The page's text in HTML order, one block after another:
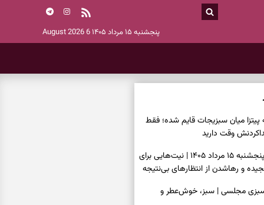
پنجشنبه ۱۵ مرداد ۱۴۰۵ 6 August 2026
پیتزا میان سبزیجات قایم شده؛ فقط
فال ابجد امروز پنجشنبه ۱۵ مرداد ۱۴۰۵ | نیت‌هایی برای
و رهاشدن از انتظارهای بی‌نتیجه
سبزی مجلسی | سبز، خوش‌عطر و